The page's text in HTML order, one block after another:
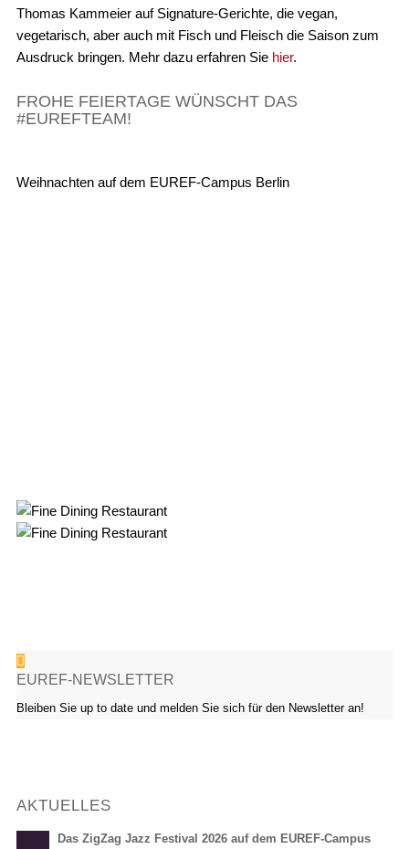
Thomas Kammeier auf Signature-Gerichte, die vegan,
vegetarisch, aber auch mit Fisch und Fleisch die Saison zum
Ausdruck bringen. Mehr dazu erfahren Sie hier.
FROHE FEIERTAGE WÜNSCHT DAS
#EUREFTEAM!
Weihnachten auf dem EUREF-Campus Berlin
EUREF-NEWSLETTER
Bleiben Sie up to date und melden Sie sich für den Newsletter an!
AKTUELLES
Das ZigZag Jazz Festival 2026 auf dem EUREF-Campus